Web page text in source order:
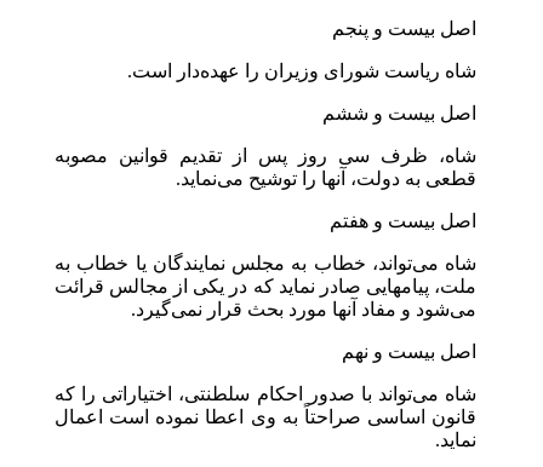
اصل بیست و پنجم
شاه ریاست شورای وزیران را عهده‌دار است.
اصل بیست و ششم
شاه، ظرف سی روز پس از تقدیم قوانین مصوبه
قطعی به دولت، آنها را توشیح می‌نماید.
اصل بیست و هفتم
شاه می‌تواند، خطاب به مجلس نمایندگان یا خطاب به
ملت، پیامهایی صادر نماید که در یکی از مجالس قرائت
می‌شود و مفاد آنها مورد بحث قرار نمی‌گیرد.
اصل بیست و نهم
شاه می‌تواند با صدور احکام سلطنتی، اختیاراتی را که
قانون اساسی صراحتاً به وی اعطا نموده است اعمال
نماید.